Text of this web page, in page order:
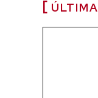
ÚLTIMA